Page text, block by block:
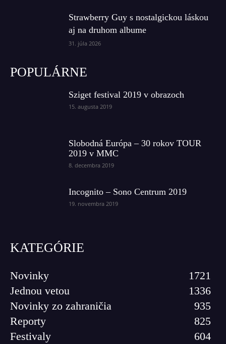
Strawberry Guy s nostalgickou láskou
aj na druhom albume
31. júla 2026
POPULÁRNE
Sziget festival 2019 v obrazoch
15. augusta 2019
Slobodná Európa – 30 rokov TOUR
2019 v MMC
8. decembra 2019
Incognito – Sono Centrum 2019
19. novembra 2019
KATEGÓRIE
Novinky
1721
Jednou vetou
1336
Novinky zo zahraničia
935
Reporty
825
Festivaly
604